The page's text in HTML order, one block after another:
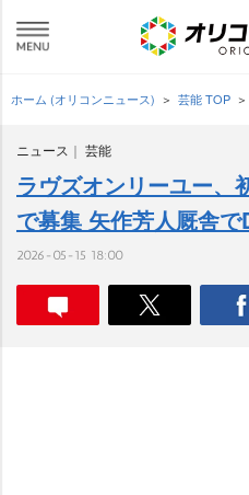
ホーム (オリコンニュース) 芸能 TOP
ニュース 芸能
ラヴズオンリーユー、
で募集 矢作芳人厩舎
2026-05-15 18:00